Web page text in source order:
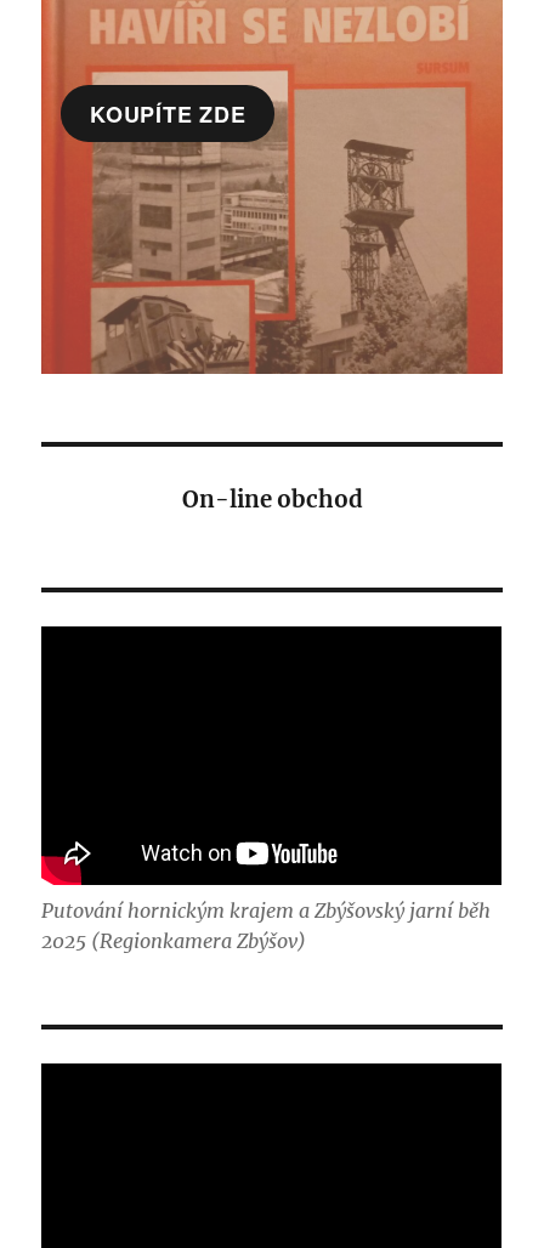
KOUPÍTE ZDE
On-line obchod
Putování hornickým krajem a Zbýšovský jarní běh
2025 (Regionkamera Zbýšov)